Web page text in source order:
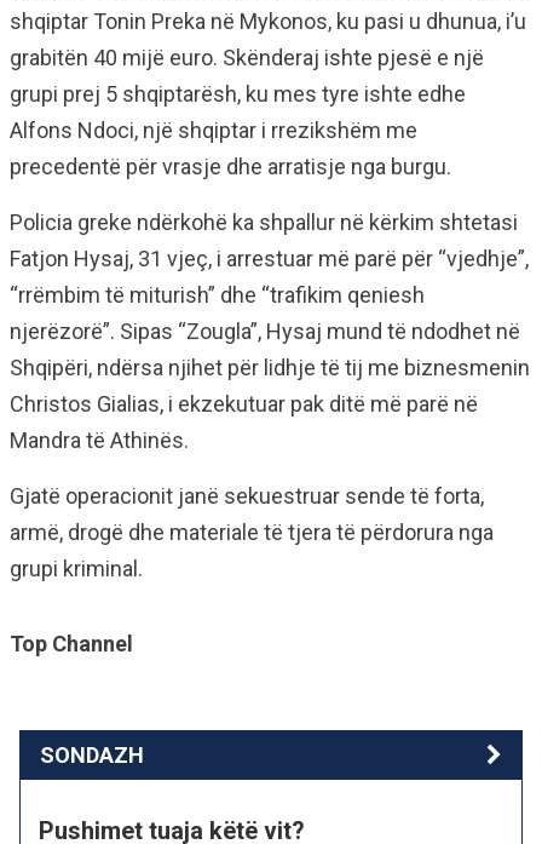
shqiptar Tonin Preka në Mykonos, ku pasi u dhunua, i’u
grabitën 40 mijë euro. Skënderaj ishte pjesë e një
grupi prej 5 shqiptarësh, ku mes tyre ishte edhe
Alfons Ndoci, një shqiptar i rrezikshëm me
precedentë për vrasje dhe arratisje nga burgu.
Policia greke ndërkohë ka shpallur në kërkim shtetasi
Fatjon Hysaj, 31 vjeç, i arrestuar më parë për “vjedhje”,
“rrëmbim të miturish” dhe “trafikim qeniesh
njerëzorë”. Sipas “Zougla”, Hysaj mund të ndodhet në
Shqipëri, ndërsa njihet për lidhje të tij me biznesmenin
Christos Gialias, i ekzekutuar pak ditë më parë në
Mandra të Athinës.
Gjatë operacionit janë sekuestruar sende të forta,
armë, drogë dhe materiale të tjera të përdorura nga
grupi kriminal.
Top Channel
SONDAZH
Pushimet tuaja këtë vit?